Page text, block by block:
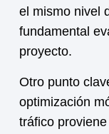
el mismo nivel
fundamental
proyecto.
Otro punto
optimización
tráfico